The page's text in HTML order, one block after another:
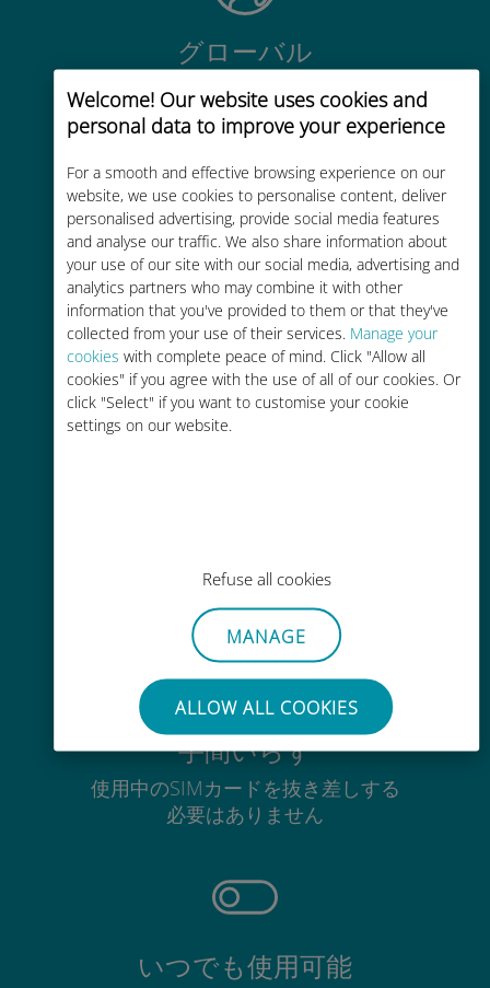
Welcome! Our website uses cookies and
personal data to improve your experience
For a smooth and effective browsing experience on our
website, we use cookies to personalise content, deliver
personalised advertising, provide social media features
and analyse our traffic. We also share information about
your use of our site with our social media, advertising and
analytics partners who may combine it with other
information that you've provided to them or that they've
collected from your use of their services. Manage your
cookies with complete peace of mind. Click "Allow all
cookies" if you agree with the use of all of our cookies. Or
click "Select" if you want to customise your cookie
settings on our website.
Refuse all cookies
MANAGE
ALLOW ALL COOKIES
グローバル
200以上の国と地域で使える、国際
的な高品位のセルラー通信です
コストパフォーマンス
お客様が普段お使いのキャリアでロ
ーミングサービスを使った場合に比
べて最大で90％の節約が可能です。
Ubigiアプリでデータの追加購入が
手間いらず
使用中のSIMカードを抜き差しする
必要はありません
いつでも使用可能